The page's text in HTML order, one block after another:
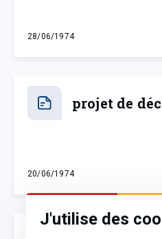
J'utilise des
28/06/1974
vendredi 28 juin 1974
projet de
20/06/1974
jeudi 20 juin 1974